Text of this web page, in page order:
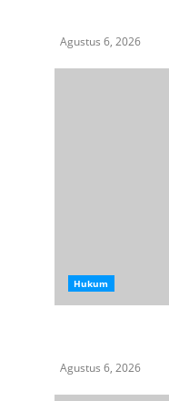
Agustus 6, 2026
Hukum
Agustus 6, 2026